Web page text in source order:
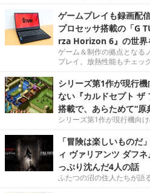
ゲームプレイも録画配
プロセッサ搭載の「G
rza Horizon 6』の世界
ゲーム＆制作の拠点となる
プレイ。放熱性能もチェッ
シリーズ第1作が現行
ない『カルドセプト ザ
搭載で、あらためて“原
シリーズ第1作が現行機向
「冒険は楽しいものだ
ィ ヴァリアンツ ダフ
っぷり沈んだ4人の話
ふたつの沼の住人たちが語